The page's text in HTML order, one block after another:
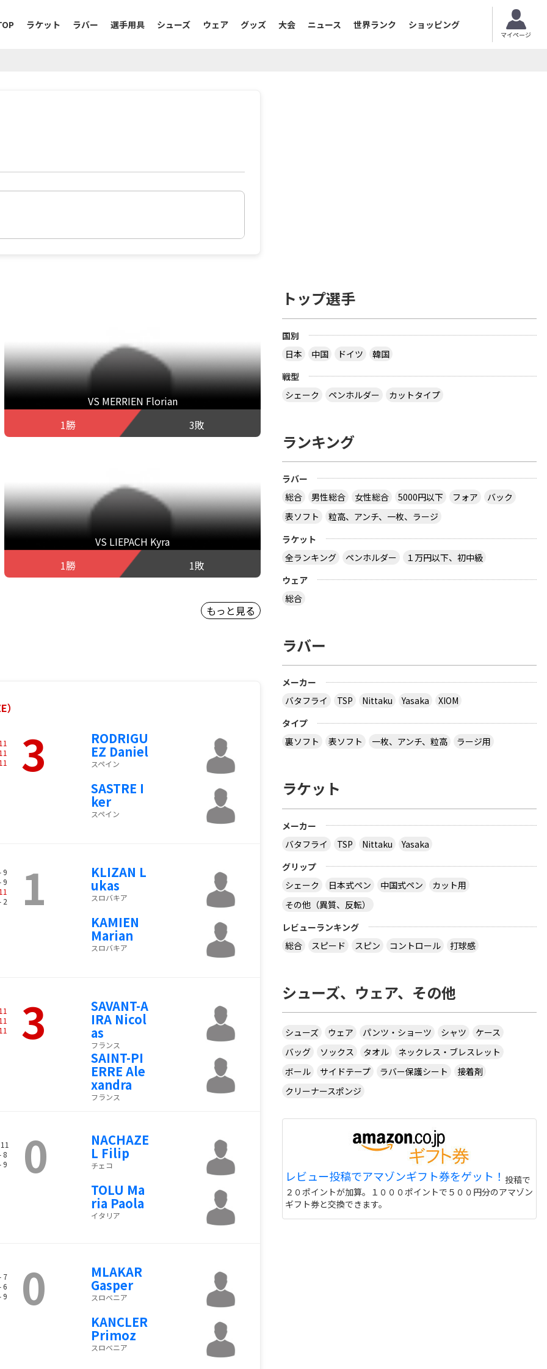
ラケット ラバー 選手用具 シューズ ウェア グッズ 大会 ニュース 世界ランク ショッピング
マイページ
VS MERRIEN Florian
1勝
3敗
VS LIEPACH Kyra
1勝
1敗
もっと見る
3 RODRIGU
EZ Daniel
スペイン
SASTRE I
ker
スペイン
9
9
2
1 KLIZAN L
ukas
スロバキア
KAMIEN
Marian
スロバキア
3 SAVANT-A
IRA Nicol
as
フランス
SAINT-PI
ERRE Ale
xandra
フランス
8
9
0 NACHAZE
L Filip
チェコ
TOLU Ma
ria Paola
イタリア
7
6
9
0 MLAKAR
Gasper
スロベニア
KANCLER
Primoz
スロベニア
トップ選手
国別
日本
中国 ドイツ
韓国
戦型
シェーク
ペンホルダー カットタイプ
ランキング
ラバー
総合
男性総合 女性総合 5000円以下 フォア
バック
表ソフト
粒高、アンチ、一枚、ラージ
ラケット
全ランキング
ペンホルダー
１万円以下、初中級
ウェア
総合
ラバー
メーカー
バタフライ
TSP Nittaku Yasaka
XIOM
タイプ
裏ソフト
表ソフト 一枚、アンチ、粒高 ラージ用
ラケット
メーカー
バタフライ
TSP Nittaku
Yasaka
グリップ
シェーク
日本式ペン 中国式ペン
カット用
その他（異質、反転）
レビューランキング
総合
スピード スピン コントロール 打球感
シューズ、ウェア、その他
シューズ ウェア パンツ・ショーツ シャツ
ケース
バッグ
ソックス タオル
ネックレス・ブレスレット
ボール
サイドテープ ラバー保護シート
接着剤
クリーナースポンジ
レビュー投稿でアマゾンギフト券をゲット！ 投稿で
２０ポイントが加算。１０００ポイントで５００円分のアマゾン
ギフト券と交換できます。